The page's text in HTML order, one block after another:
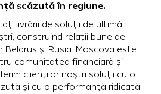
scăzută în regiune.
livrării de soluții de ultimă
construind relații bune de
Belarus și Rusia. Moscova este
comunitatea financiară și
clienților noștri soluții cu o
și cu o performanță ridicată,